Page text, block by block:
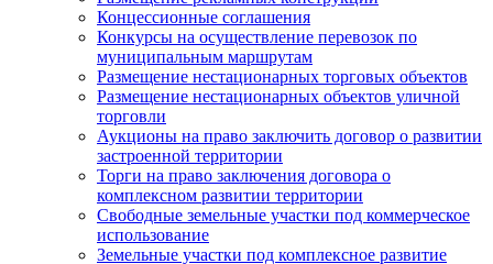
Концессионные соглашения
Конкурсы на осуществление перевозок по
муниципальным маршрутам
Размещение нестационарных торговых объектов
Размещение нестационарных объектов уличной
торговли
Аукционы на право заключить договор о развитии
застроенной территории
Торги на право заключения договора о
комплексном развитии территории
Свободные земельные участки под коммерческое
использование
Земельные участки под комплексное развитие